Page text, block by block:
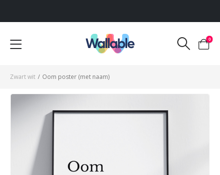
Voor 12:00 uur besteld, dezelfde werkdag verzonden
0
Zwart wit / Oom poster (met naam)